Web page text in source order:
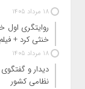
18 مرداد 1405
روایتگری اول
خنثی کرد +
18 مرداد 1405
دیدار و
نظامی کشور